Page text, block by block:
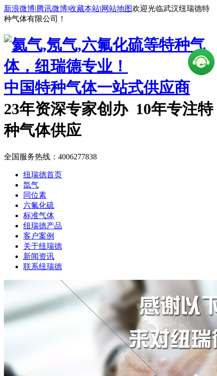
新浪微博|腾讯微博|收藏本站|网站地图欢迎光临武汉纽瑞德特
种气体有限公司！
中国特种气体一站式供应商
23年资深专家创办 10年专注特
种气体供应
全国服务热线： 4006277838
纽瑞德首页
氙气
同位素
六氟化硫
标准气体
纽瑞德产品
客户案例
关于纽瑞德
新闻资讯
联系纽瑞德